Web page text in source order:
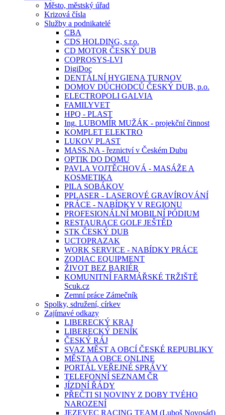
Město, městský úřad
Krizová čísla
Služby a podnikatelé
CBA
CDS HOLDING, s.r.o.
CD MOTOR ČESKÝ DUB
COPROSYS-LVI
DigiDoc
DENTÁLNÍ HYGIENA TURNOV
DOMOV DŮCHODCŮ ČESKÝ DUB, p.o.
ELECTROPOLI GALVIA
FAMILYVET
HPQ - PLAST
Ing. LUBOMÍR MUŽÁK - projekční činnost
KOMPLET ELEKTRO
LUKOV PLAST
MASS.NA - řeznictví v Českém Dubu
OPTIK DO DOMU
PAVLA VOJTĚCHOVÁ - MASÁŽE A
KOSMETIKA
PILA SOBÁKOV
PPLASER - LASEROVÉ GRAVÍROVÁNÍ
PRÁCE - NABÍDKY V REGIONU
PROFESIONÁLNÍ MOBILNÍ PÓDIUM
RESTAURACE GOLF JEŠTĚD
STK ČESKÝ DUB
UCTOPRAZAK
WORK SERVICE - NABÍDKY PRÁCE
ZODIAC EQUIPMENT
ŽIVOT BEZ BARIÉR
KOMUNITNÍ FARMÁŘSKÉ TRŽIŠTĚ
Scuk.cz
Zemní práce Zámečník
Spolky, sdružení, církev
Zajímavé odkazy
LIBERECKÝ KRAJ
LIBERECKÝ DENÍK
ČESKÝ RÁJ
SVAZ MĚST A OBCÍ ČESKÉ REPUBLIKY
MĚSTA A OBCE ONLINE
PORTÁL VEŘEJNÉ SPRÁVY
TELEFONNÍ SEZNAM ČR
JÍZDNÍ ŘÁDY
PŘEČTI SI NOVINY Z DOBY TVÉHO
NAROZENÍ
JEZEVEC RACING TEAM (Luboš Novosád)